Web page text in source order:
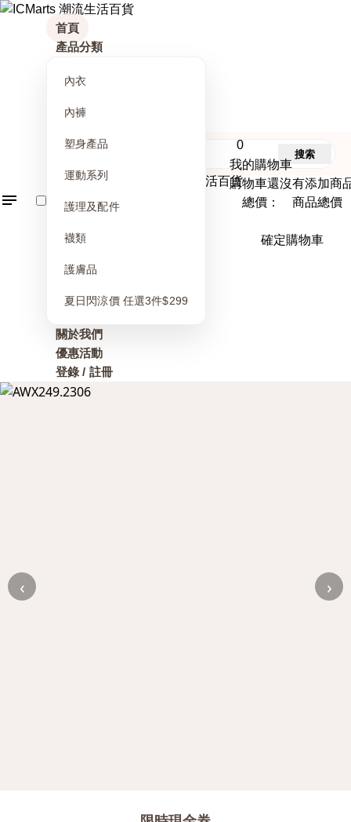
首頁
產品分類
內衣
內褲
塑身產品
運動系列
護理及配件
襪類
護膚品
夏日閃涼價 任選3件$299
關於我們
優惠活動
登錄 / 註冊
0
我的購物車
購物車還沒有添加商
總價： 商品總價
確定購物車
搜索
‹ ›